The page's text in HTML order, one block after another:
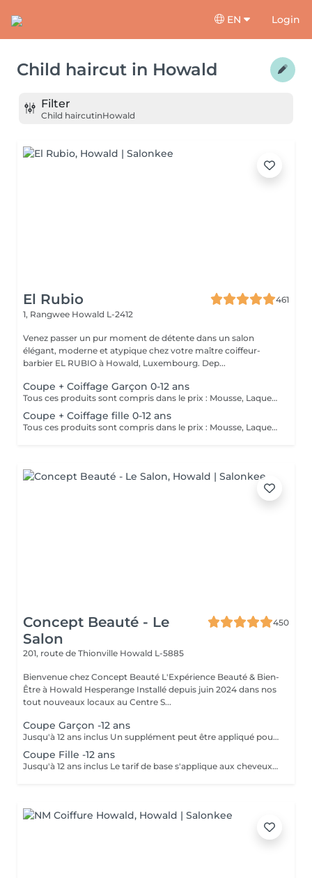
EN Login
Child haircut in Howald
Filter
Child haircutinHowald
El Rubio
461
1, Rangwee Howald L-2412
Venez passer un pur moment de détente dans un salon
élégant, moderne et atypique chez votre maître coiffeur-
barbier EL RUBIO à Howald, Luxembourg. Dep...
Coupe + Coiffage Garçon 0-12 ans
Tous ces produits sont compris dans le prix : Mousse, Laque, Gel, Soin démêlant, Shampoing spécifique. Tous les produits que nous utilisons sont des produits de qualité professionnelle.
Coupe + Coiffage fille 0-12 ans
Tous ces produits sont compris dans le prix : Mousse, Laque, Gel, Soin démêlant, Shampoing spécifique. Tous les produits que nous utilisons sont des produits de qualité professionnelle.
Concept Beauté - Le
Salon
450
201, route de Thionville Howald L-5885
Bienvenue chez Concept Beauté L'Expérience Beauté & Bien-
Être à Howald Hesperange Installé depuis juin 2024 dans nos
tout nouveaux locaux au Centre S...
Coupe Garçon -12 ans
Jusqu'à 12 ans inclus Un supplément peut être appliqué pour les cheveux très longs, très épais ou nécessitant un temps de travail supplémentaire.
Coupe Fille -12 ans
Jusqu'à 12 ans inclus Le tarif de base s'applique aux cheveux courts à mi-longs. Un supplément peut être appliqué pour les cheveux très longs, très épais ou nécessitant un temps de travail supplémentaire.